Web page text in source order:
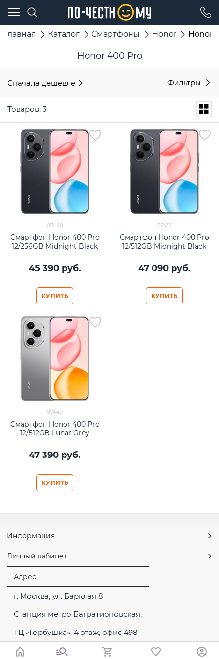
Главная Каталог Смартфоны Honor Honor
Honor 400 Pro
Сначала дешевле Фильтры
Товаров: 3
07448
Смартфон Honor 400 Pro
12/256GB Midnight Black
45 390 руб.
КУПИТЬ
07451
Смартфон Honor 400 Pro
12/512GB Midnight Black
47 090 руб.
КУПИТЬ
07449
Смартфон Honor 400 Pro
12/512GB Lunar Grey
47 390 руб.
КУПИТЬ
Информация
Личный кабинет
Адрес
г. Москва, ул. Барклая 8
Станция метро Багратионовская,
ТЦ «Горбушка», 4 этаж, офис 498